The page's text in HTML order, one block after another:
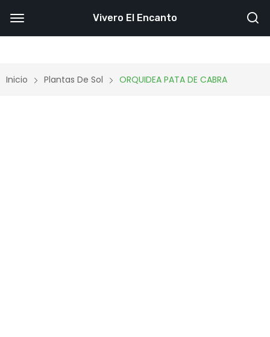
Inicio Plantas De Sol ORQUIDEA PATA DE CABRA
Vivero El Encanto